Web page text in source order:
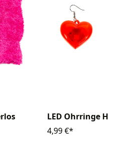
LED Ohrringe Herz
4,99 €*